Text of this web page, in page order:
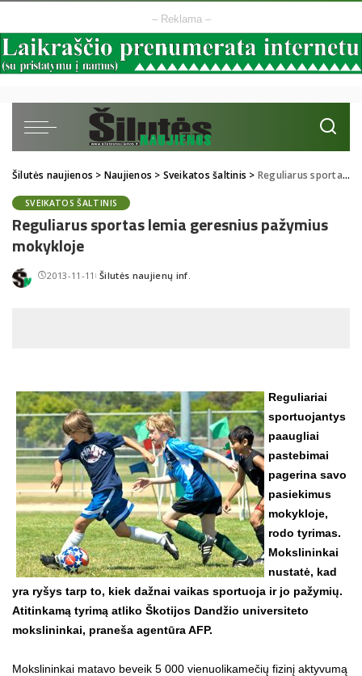
– Reklama –
Šilutės naujienos > Naujienos > Sveikatos šaltinis > Reguliarus sportas lemia geresnius pažymius mokykloje
SVEIKATOS ŠALTINIS
Reguliarus sportas lemia geresnius pažymius
mokykloje
2013-11-11 Posted
Šilutės naujienų inf.
Reguliariai
sportuojantys
paaugliai
pastebimai
pagerina savo
pasiekimus
mokykloje,
rodo tyrimas.
Mokslininkai
nustatė, kad
yra ryšys tarp to, kiek dažnai vaikas sportuoja ir jo pažymių.
Atitinkamą tyrimą atliko Škotijos Dandžio universiteto
mokslininkai, praneša agentūra AFP.
Mokslininkai matavo beveik 5 000 vienuolikamečių fizinį aktyvumą